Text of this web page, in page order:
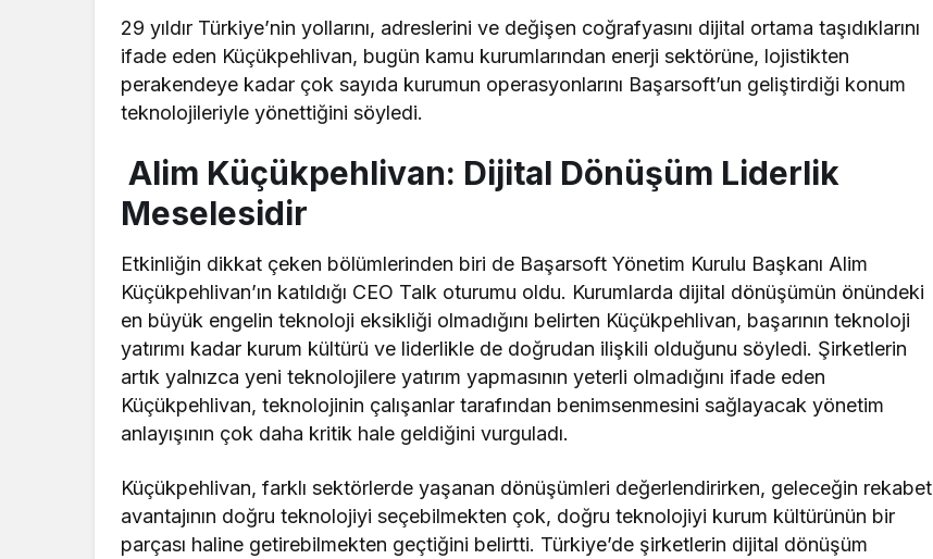
29 yıldır Türkiye’nin yollarını, adreslerini ve değişen coğrafyasını dijital ortama taşıdıklarını
ifade eden Küçükpehlivan, bugün kamu kurumlarından enerji sektörüne, lojistikten
perakendeye kadar çok sayıda kurumun operasyonlarını Başarsoft’un geliştirdiği konum
teknolojileriyle yönettiğini söyledi.
Alim Küçükpehlivan: Dijital Dönüşüm Liderlik
Meselesidir
Etkinliğin dikkat çeken bölümlerinden biri de Başarsoft Yönetim Kurulu Başkanı Alim
Küçükpehlivan’ın katıldığı CEO Talk oturumu oldu. Kurumlarda dijital dönüşümün önündeki
en büyük engelin teknoloji eksikliği olmadığını belirten Küçükpehlivan, başarının teknoloji
yatırımı kadar kurum kültürü ve liderlikle de doğrudan ilişkili olduğunu söyledi. Şirketlerin
artık yalnızca yeni teknolojilere yatırım yapmasının yeterli olmadığını ifade eden
Küçükpehlivan, teknolojinin çalışanlar tarafından benimsenmesini sağlayacak yönetim
anlayışının çok daha kritik hale geldiğini vurguladı.
Küçükpehlivan, farklı sektörlerde yaşanan dönüşümleri değerlendirirken, geleceğin rekabet
avantajının doğru teknolojiyi seçebilmekten çok, doğru teknolojiyi kurum kültürünün bir
parçası haline getirebilmekten geçtiğini belirtti. Türkiye’de şirketlerin dijital dönüşüm